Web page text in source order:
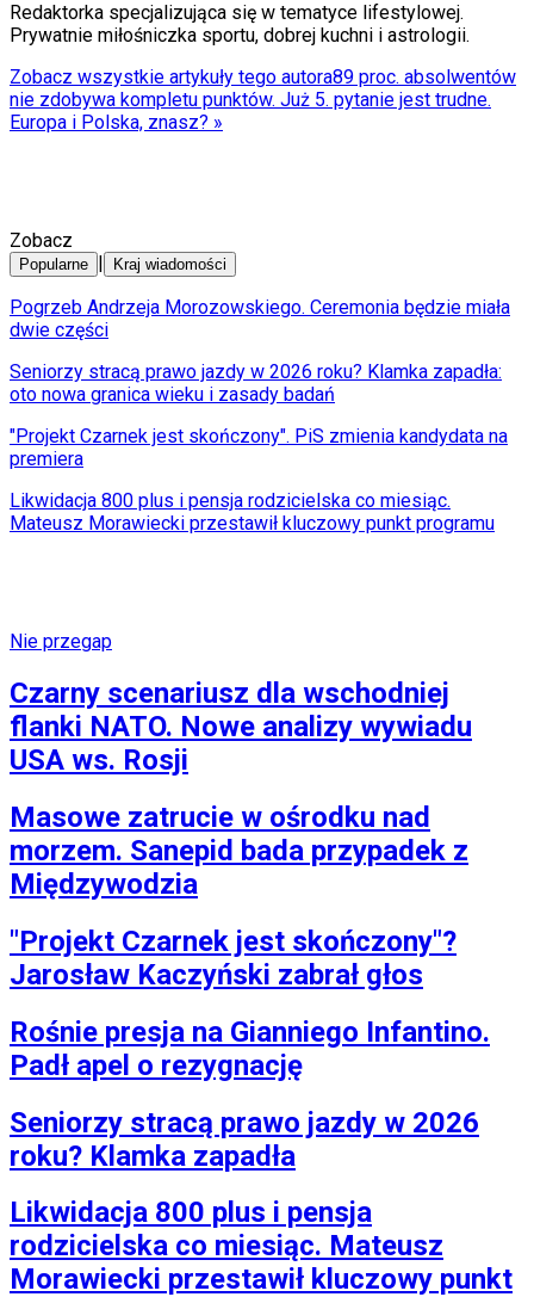
Redaktorka specjalizująca się w tematyce lifestylowej.
Prywatnie miłośniczka sportu, dobrej kuchni i astrologii.
Zobacz wszystkie artykuły tego autora89 proc. absolwentów
nie zdobywa kompletu punktów. Już 5. pytanie jest trudne.
Europa i Polska, znasz? »
Zobacz
Popularne | Kraj wiadomości
Pogrzeb Andrzeja Morozowskiego. Ceremonia będzie miała
dwie części
Seniorzy stracą prawo jazdy w 2026 roku? Klamka zapadła:
oto nowa granica wieku i zasady badań
"Projekt Czarnek jest skończony". PiS zmienia kandydata na
premiera
Likwidacja 800 plus i pensja rodzicielska co miesiąc.
Mateusz Morawiecki przestawił kluczowy punkt programu
Nie przegap
Czarny scenariusz dla wschodniej
flanki NATO. Nowe analizy wywiadu
USA ws. Rosji
Masowe zatrucie w ośrodku nad
morzem. Sanepid bada przypadek z
Międzywodzia
"Projekt Czarnek jest skończony"?
Jarosław Kaczyński zabrał głos
Rośnie presja na Gianniego Infantino.
Padł apel o rezygnację
Seniorzy stracą prawo jazdy w 2026
roku? Klamka zapadła
Likwidacja 800 plus i pensja
rodzicielska co miesiąc. Mateusz
Morawiecki przestawił kluczowy punkt